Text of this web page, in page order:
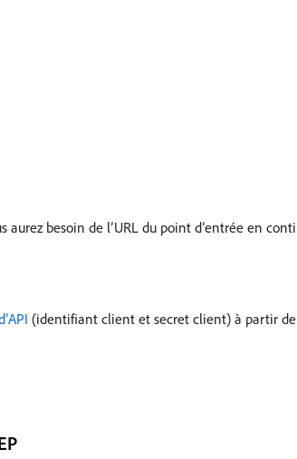
aurez besoin de l’URL du point d’entrée en
(identifiant client et secret client) à partir de